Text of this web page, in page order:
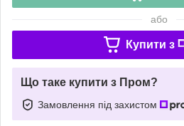
або
Купити з
Що таке купити з Пром?
Замовлення під захистом